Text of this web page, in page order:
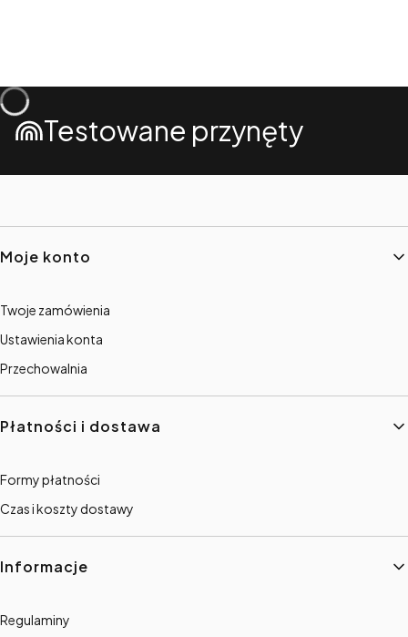
Testowane przynęty
Linki w stopce
Moje konto
Twoje zamówienia
Ustawienia konta
Przechowalnia
Płatności i dostawa
Formy płatności
Czas i koszty dostawy
Informacje
Regulaminy